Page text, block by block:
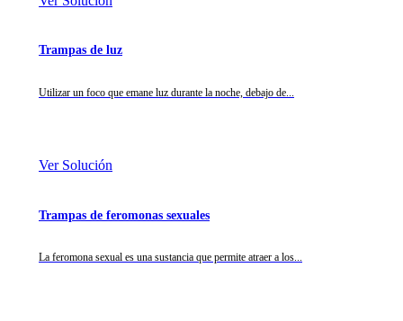
Trampas de luz
Utilizar un foco que emane luz durante la noche, debajo de...
Ver Solución
Trampas de feromonas sexuales
La feromona sexual es una sustancia que permite atraer a los...